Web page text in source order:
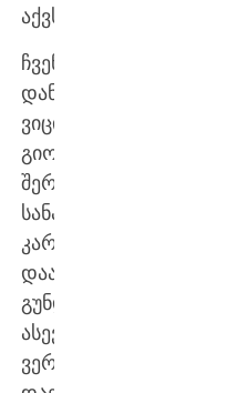
აქვს.
ჩვენი
დანაკლისი
ვიცით:
გიორგი
შერმადინმა
სანაკრებო
კარიერა
დაასრულა;
გუნდს
ასევე
ვერ